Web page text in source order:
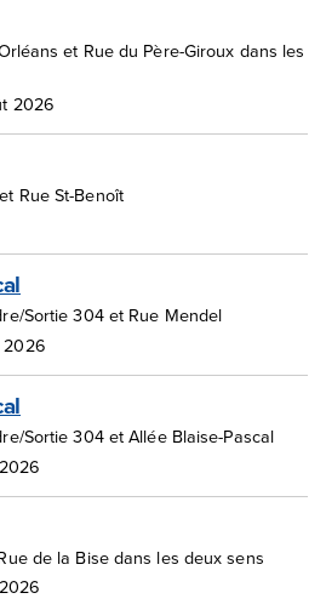
et Rue du Père-Giroux dans les
2026
Rue St-Benoît
Sortie 304 et Rue Mendel
2026
Sortie 304 et Allée Blaise-Pascal
de la Bise dans les deux sens